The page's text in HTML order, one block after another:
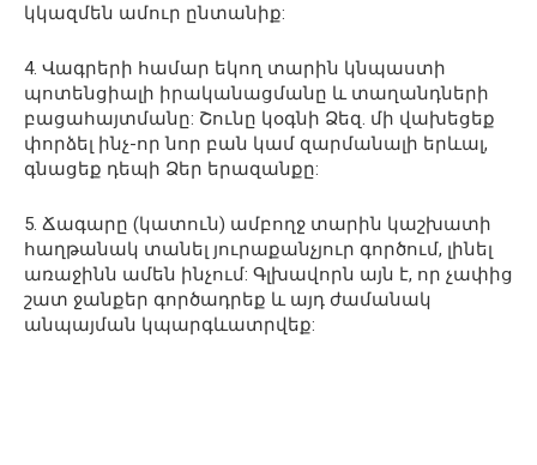
կկազմեն ամուր ընտանիք:
4. Վագրերի համար եկող տարին կնպաստի
պոտենցիալի իրականացմանը և տաղանդների
բացահայտմանը: Շունը կօգնի Ձեզ. մի վախեցեք
փորձել ինչ-որ նոր բան կամ զարմանալի երևալ,
գնացեք դեպի Ձեր երազանքը:
5. Ճագարը (կատուն) ամբողջ տարին կաշխատի
հաղթանակ տանել յուրաքանչյուր գործում, լինել
առաջինն ամեն ինչում: Գլխավորն այն է, որ չափից
շատ ջանքեր գործադրեք և այդ ժամանակ
անպայման կպարգևատրվեք: